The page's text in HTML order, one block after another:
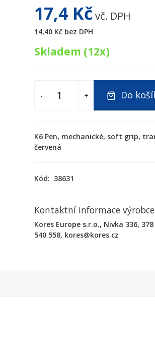
17,4 Kčvč. DPH
14,40 Kč bez DPH
Skladem (12x)
- + Do
K6 Pen, mechanické, soft grip,
červená
Kód: 38631
Kontaktní informace výrobce
Kores Europe s.r.o., Nivka 336,
540 558, kores@kores.cz